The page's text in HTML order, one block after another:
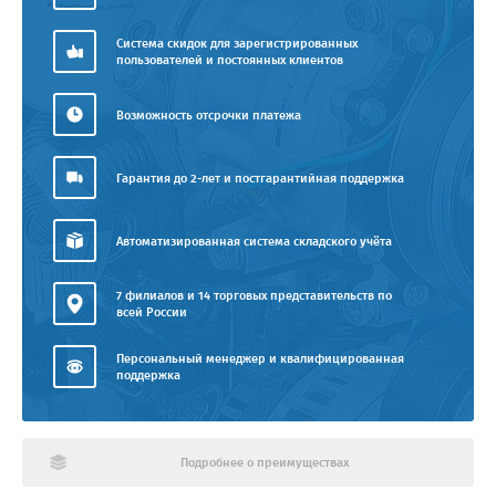
Система скидок для зарегистрированных
пользователей и постоянных клиентов
Возможность отсрочки платежа
Гарантия до 2-лет и постгарантийная поддержка
Автоматизированная система складского учёта
7 филиалов и 14 торговых представительств по
всей России
Персональный менеджер и квалифицированная
поддержка
Подробнее о преимуществах